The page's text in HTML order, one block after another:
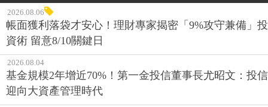
2026.08.06
帳面獲利落袋才安心！理財專家揭密「9%攻守兼備」投
資術 留意8/10關鍵日
2026.08.04
基金規模2年增近70%！第一金投信董事長尤昭文：投信
迎向大資產管理時代